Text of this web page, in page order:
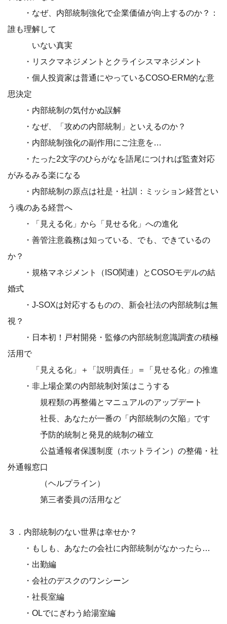
・なぜ、内部統制強化で企業価値が向上するのか？：
誰も理解して
いない真実
・リスクマネジメントとクライシスマネジメント
・個人投資家は普通にやっているCOSO-ERM的な意
思決定
・内部統制の気付かぬ誤解
・なぜ、「攻めの内部統制」といえるのか？
・内部統制強化の副作用にご注意を…
・たった2文字のひらがなを語尾につければ監査対応
がみるみる楽になる
・内部統制の原点は社是・社訓：ミッション経営とい
う魂のある経営へ
・「見える化」から「見せる化」への進化
・善管注意義務は知っている、でも、できているの
か？
・規格マネジメント（ISO関連）とCOSOモデルの結
婚式
・J-SOXは対応するものの、新会社法の内部統制は無
視？
・日本初！戸村開発・監修の内部統制意識調査の積極
活用で
「見える化」＋「説明責任」＝「見せる化」の推進
・非上場企業の内部統制対策はこうする
規程類の再整備とマニュアルのアップデート
社長、あなたが一番の「内部統制の欠陥」です
予防的統制と発見的統制の確立
公益通報者保護制度（ホットライン）の整備・社
外通報窓口
（ヘルプライン）
第三者委員の活用など
３．内部統制のない世界は幸せか？
・もしも、あなたの会社に内部統制がなかったら…
・出勤編
・会社のデスクのワンシーン
・社長室編
・OLでにぎわう給湯室編